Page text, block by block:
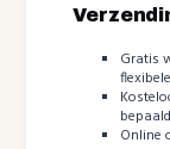
Gratis
Online